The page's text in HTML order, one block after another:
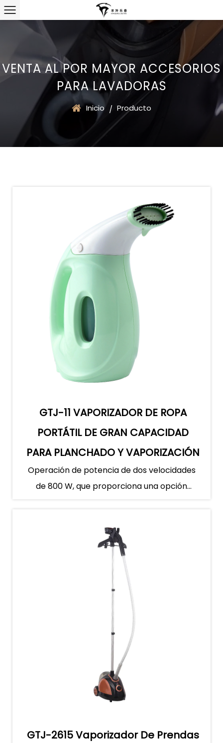
VENTA AL POR MAYOR ACCESORIOS
PARA LAVADORAS
Inicio / Producto
GTJ-11 VAPORIZADOR DE ROPA
PORTÁTIL DE GRAN CAPACIDAD
PARA PLANCHADO Y VAPORIZACIÓN
Operación de potencia de dos velocidades
de 800 W, que proporciona una opción
GTJ-2615 Vaporizador De Prendas